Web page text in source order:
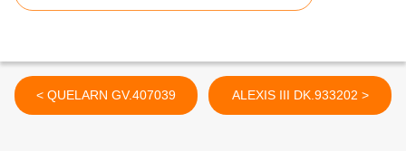
< QUELARN GV.407039 ALEXIS III DK.933202 >